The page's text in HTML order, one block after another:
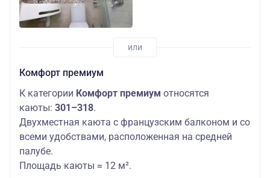
Комфорт премиум
К категории Комфорт премиум относятся
каюты: 301–318.
Двухместная каюта с французским балконом и со
всеми удобствами, расположенная на средней
палубе.
Площадь каюты ≈ 12 м².